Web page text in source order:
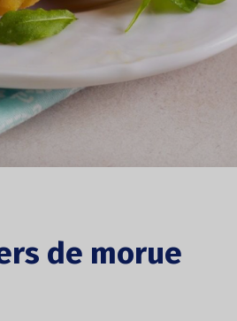
de morue